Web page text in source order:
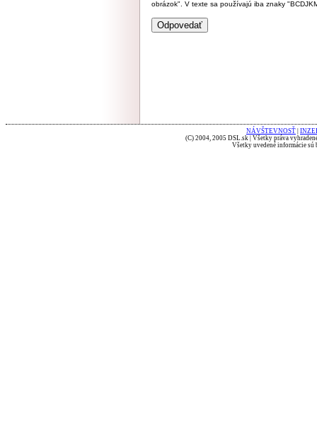
obrázok". V texte sa používajú iba znaky
NÁVŠTEVNOSŤ
(C) 2004, 2005 DSL.sk | Všetky práva
Všetky uvedené informácie sú